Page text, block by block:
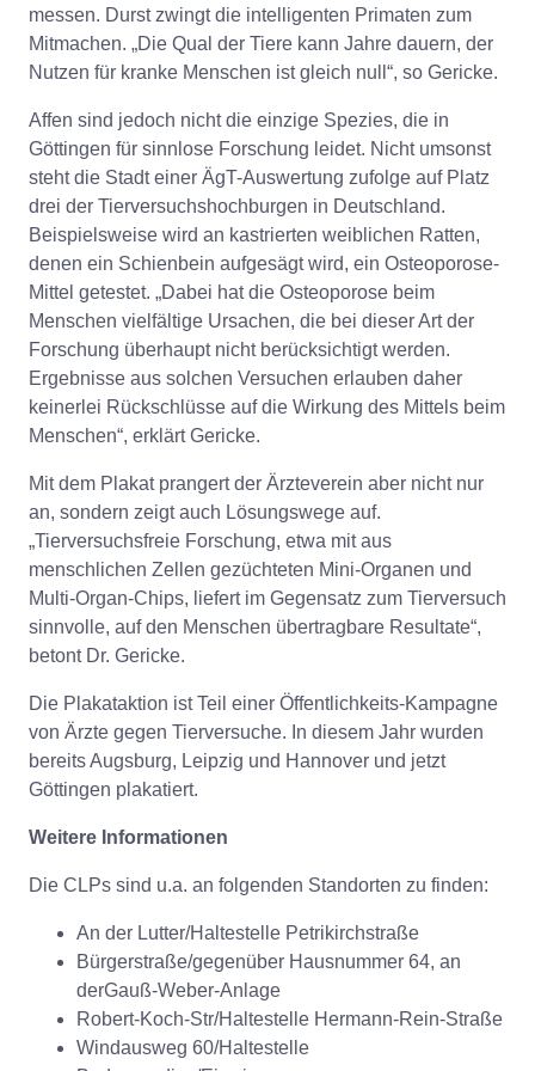
messen. Durst zwingt die intelligenten Primaten zum
Mitmachen. „Die Qual der Tiere kann Jahre dauern, der
Nutzen für kranke Menschen ist gleich null“, so Gericke.
Affen sind jedoch nicht die einzige Spezies, die in
Göttingen für sinnlose Forschung leidet. Nicht umsonst
steht die Stadt einer ÄgT-Auswertung zufolge auf Platz
drei der Tierversuchshochburgen in Deutschland.
Beispielsweise wird an kastrierten weiblichen Ratten,
denen ein Schienbein aufgesägt wird, ein Osteoporose-
Mittel getestet. „Dabei hat die Osteoporose beim
Menschen vielfältige Ursachen, die bei dieser Art der
Forschung überhaupt nicht berücksichtigt werden.
Ergebnisse aus solchen Versuchen erlauben daher
keinerlei Rückschlüsse auf die Wirkung des Mittels beim
Menschen“, erklärt Gericke.
Mit dem Plakat prangert der Ärzteverein aber nicht nur
an, sondern zeigt auch Lösungswege auf.
„Tierversuchsfreie Forschung, etwa mit aus
menschlichen Zellen gezüchteten Mini-Organen und
Multi-Organ-Chips, liefert im Gegensatz zum Tierversuch
sinnvolle, auf den Menschen übertragbare Resultate“,
betont Dr. Gericke.
Die Plakataktion ist Teil einer Öffentlichkeits-Kampagne
von Ärzte gegen Tierversuche. In diesem Jahr wurden
bereits Augsburg, Leipzig und Hannover und jetzt
Göttingen plakatiert.
Weitere Informationen
Die CLPs sind u.a. an folgenden Standorten zu finden:
An der Lutter/Haltestelle Petrikirchstraße
Bürgerstraße/gegenüber Hausnummer 64, an
derGauß-Weber-Anlage
Robert-Koch-Str/Haltestelle Hermann-Rein-Straße
Windausweg 60/Haltestelle